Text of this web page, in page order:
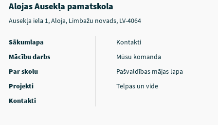
Alojas Ausekļa pamatskola
Ausekļa iela 1, Aloja, Limbažu novads, LV-4064
Sākumlapa
Mācību darbs
Par skolu
Projekti
Kontakti
Kontakti
Mūsu komanda
Pašvaldības mājas lapa
Telpas un vide